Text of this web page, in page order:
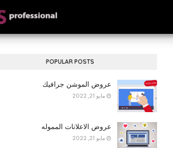
POPULAR POSTS
عروض الموشن جرافيك
مايو 21, 2022
عروض الاعلانات المموله
مايو 21, 2022